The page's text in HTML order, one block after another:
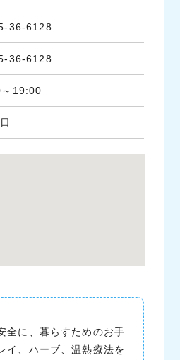
36-6128
36-6128
19:00
全に、暮らすためのお手
イ、ハーブ、温熱療法を